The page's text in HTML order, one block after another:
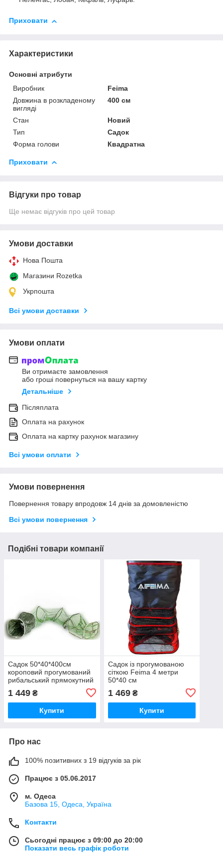
Приховати
Характеристики
Основні атрибути
Виробник
Feima
Довжина в розкладеному
вигляді
400 см
Стан
Новий
Тип
Садок
Форма голови
Квадратна
Приховати
Відгуки про товар
Ще немає відгуків про цей товар
Умови доставки
Нова Пошта
Магазини Rozetka
Укрпошта
Всі умови доставки
Умови оплати
Ви отримаєте замовлення
або гроші повернуться на вашу картку
Детальніше
Післяплата
Оплата на рахунок
Оплата на картку рахунок магазину
Всі умови оплати
Умови повернення
Повернення товару впродовж 14 днів за домовленістю
Всі умови повернення
Подібні товари компанії
Садок 50*40*400см
короповий прогумований
рибальський прямокутний
1 449 ₴
Купити
Садок із прогумованою
сіткою Feima 4 метри
50*40 см
1 469₴
Купити
Про нас
100% позитивних з 19 відгуків за рік
Працює з 05.06.2017
м. Одеса
Базова 15, Одеса, Україна
Контакти
Сьогодні працює з 09:00 до 20:00
Показати весь графік роботи